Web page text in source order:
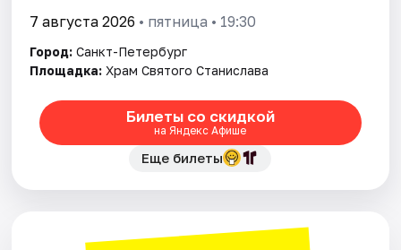
Артисты
Рейтинги
7 августа 2026 • пятница • 19:30
Город: Санкт-Петербург
Площадка: Храм Святого Станислава
Билеты со скидкой
на Яндекс Афише
Еще билеты